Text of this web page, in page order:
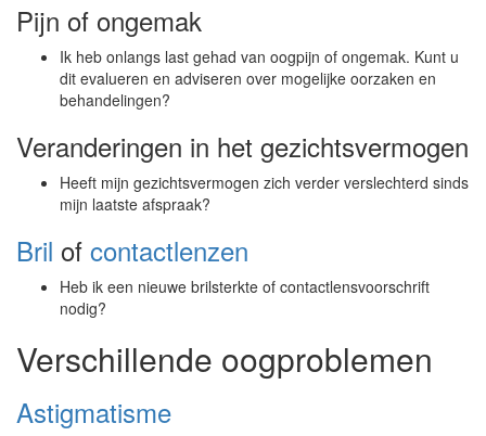
Pijn of ongemak
Ik heb onlangs last gehad van oogpijn of ongemak. Kunt u
dit evalueren en adviseren over mogelijke oorzaken en
behandelingen?
Veranderingen in het gezichtsvermogen
Heeft mijn gezichtsvermogen zich verder verslechterd sinds
mijn laatste afspraak?
Bril of contactlenzen
Heb ik een nieuwe brilsterkte of contactlensvoorschrift
nodig?
Verschillende oogproblemen
Astigmatisme